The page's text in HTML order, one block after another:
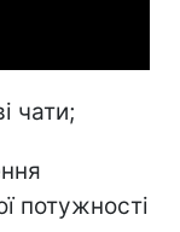
чати;
потужності